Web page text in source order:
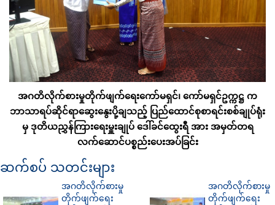
အဂတိလိုက်စားမှုတိုက်ဖျက်ရေးကော်မရှင်၊ ကော်မရှင်ဥက္ကဋ္ဌ က
ဘာသာရပ်ဆိုင်ရာဆွေးနွေးပို့ချသည့် ပြည်ထောင်စုစာရင်းစစ်ချုပ်ရုံး
မှ ဒုတိယညွှန်ကြားရေးမှူးချုပ် ဒေါ်ခင်ထွေးရီ အား အမှတ်တရ
လက်ဆောင်ပစ္စည်းပေးအပ်ခြင်း
ဆက်စပ် သတင်းများ
အဂတိလိုက်စားမှု
တိုက်ဖျက်ရေး
အဂတိလိုက်စားမှု
တိုက်ဖျက်ရေး